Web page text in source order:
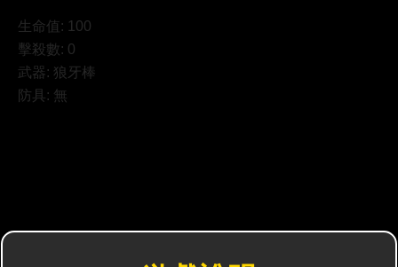
生命值: 100
擊殺數: 0
武器: 狼牙棒
防具: 無